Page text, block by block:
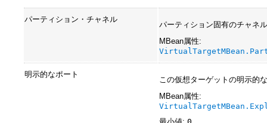
パーティション・チャネル
パーティション固有のチャネ
MBean属性:
明示的なポート
この仮想ターゲットの明示的
MBean属性: